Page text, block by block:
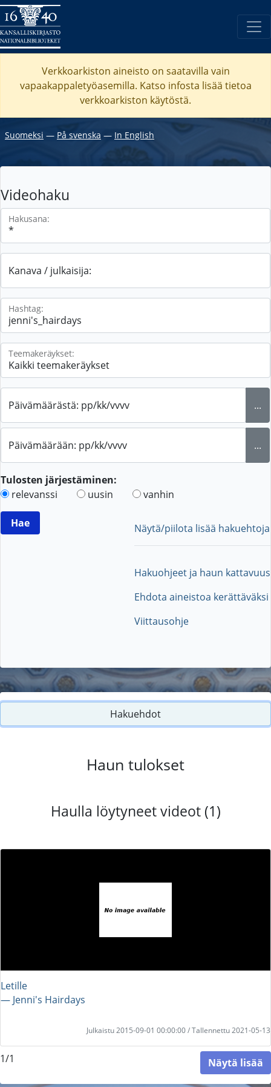
Verkkoarkiston aineisto on saatavilla vain
vapaakappaletyöasemilla. Katso infosta lisää tietoa
verkkoarkiston käytöstä.
Suomeksi ― På svenska ― In English
Videohaku
Hakusana:
Kanava / julkaisija:
Hashtag:
Teemakeräykset:
Päivämäärästä: pp/kk/vvvv ...
Päivämäärään: pp/kk/vvvv ...
Tulosten järjestäminen:
relevanssi
uusin vanhin
Näytä/piilota lisää hakuehtoja
Hakuohjeet ja haun kattavuus
Ehdota aineistoa kerättäväksi
Viittausohje
Hakuehdot
Haun tulokset
Haulla löytyneet videot (1)
Letille
― Jenni's Hairdays
Julkaistu 2015-09-01 00:00:00 / Tallennettu 2021-05-13
1/1 Näytä lisää